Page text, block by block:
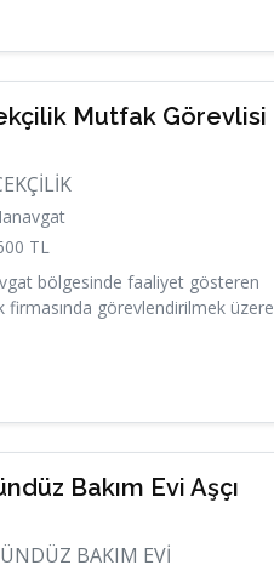
Mutfak Görevlisi
TL
bölgesinde faaliyet gösteren
firmasında görevlendirilmek üzere
Bakım Evi Aşçı
BAKIM EVİ